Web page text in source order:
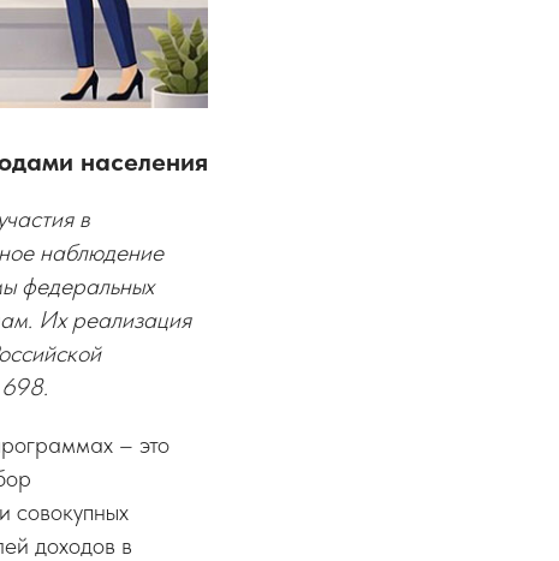
населения
в
наблюдение
федеральных
Их реализация
– это
совокупных
доходов в